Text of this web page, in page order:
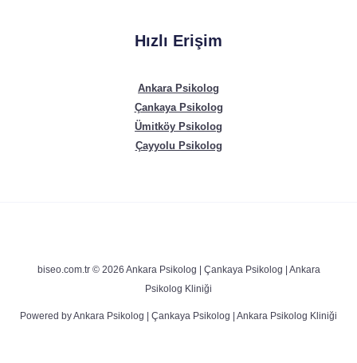
Hızlı Erişim
Ankara Psikolog
Çankaya Psikolog
Ümitköy Psikolog
Çayyolu Psikolog
biseo.com.tr © 2026 Ankara Psikolog | Çankaya Psikolog | Ankara
Psikolog Kliniği
Powered by Ankara Psikolog | Çankaya Psikolog | Ankara Psikolog Kliniği